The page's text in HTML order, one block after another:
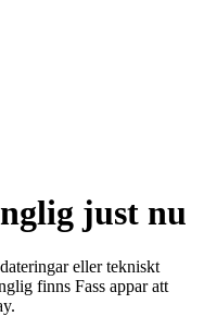
just nu
eller tekniskt
finns Fass appar att